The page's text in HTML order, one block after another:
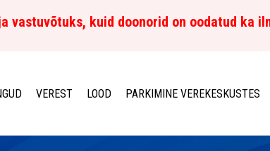
vastuvõtuks, kuid doonorid on oodatud ka
VEREST LOOD PARKIMINE VEREKESKUSTES